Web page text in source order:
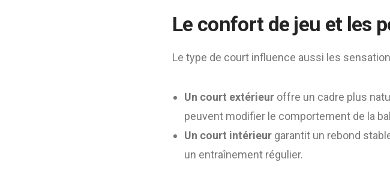
Le confort de jeu et les
Le type de court influence aussi les
Un court extérieur offre un cadre plus
peuvent modifier le comportement de la
Un court intérieur garantit un rebond
un entraînement régulier.